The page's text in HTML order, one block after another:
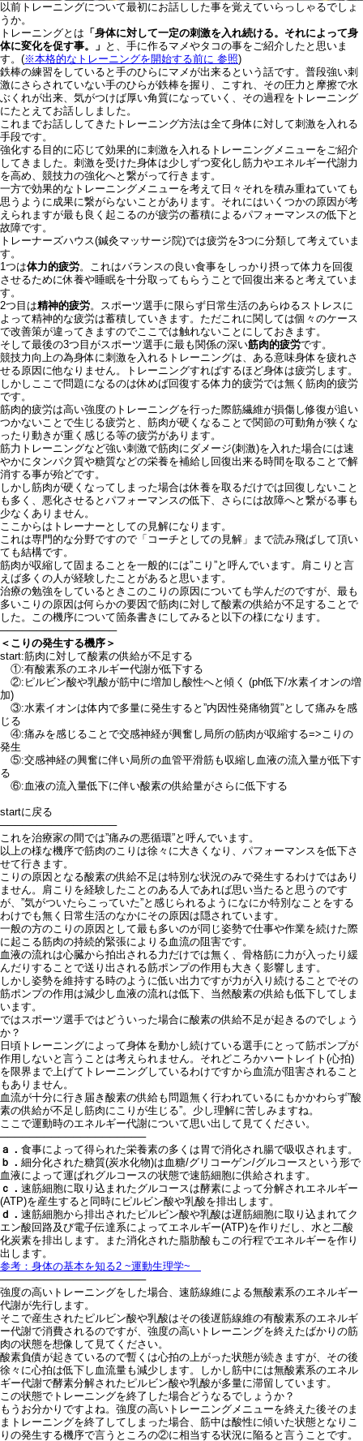
以前トレーニングについて最初にお話しした事を覚えていらっしゃるでしょ
うか。
トレーニングとは 「身体に対して一定の刺激を入れ続ける。それによって身
体に変化を促す事。」 と、手に作るマメやタコの事をご紹介したと思いま
す。(※本格的なトレーニングを開始する前に 参照)
鉄棒の練習をしていると手のひらにマメが出来るという話です。普段強い刺
激にさらされていない手のひらが鉄棒を握り、こすれ、その圧力と摩擦で水
ぶくれが出来、気がつけば厚い角質になっていく、その過程をトレーニング
にたとえてお話ししました。
これまでお話ししてきたトレーニング方法は全て身体に対して刺激を入れる
手段です。
強化する目的に応じて効果的に刺激を入れるトレーニングメニューをご紹介
してきました。刺激を受けた身体は少しずつ変化し筋力やエネルギー代謝力
を高め、競技力の強化へと繋がって行きます。
一方で効果的なトレーニングメニューを考えて日々それを積み重ねていても
思うように成果に繋がらないことがあります。それにはいくつかの原因が考
えられますが最も良く起こるのが疲労の蓄積によるパフォーマンスの低下と
故障です。
トレーナーズハウス(鍼灸マッサージ院)では疲労を3つに分類して考えていま
す。
1つは体力的疲労。これはバランスの良い食事をしっかり摂って体力を回復
させるために休養や睡眠を十分取ってもらうことで回復出来ると考えていま
す。
2つ目は精神的疲労。スポーツ選手に限らず日常生活のあらゆるストレスに
よって精神的な疲労は蓄積していきます。ただこれに関しては個々のケース
で改善策が違ってきますのでここでは触れないことにしておきます。
そして最後の3つ目がスポーツ選手に最も関係の深い筋肉的疲労です。
競技力向上の為身体に刺激を入れるトレーニングは、ある意味身体を疲れさ
せる原因に他なりません。トレーニングすればするほど身体は疲労します。
しかしここで問題になるのは休めば回復する体力的疲労では無く筋肉的疲労
です。
筋肉的疲労は高い強度のトレーニングを行った際筋繊維が損傷し修復が追い
つかないことで生じる疲労と、筋肉が硬くなることで関節の可動角が狭くな
ったり動きが重く感じる等の疲労があります。
筋力トレーニングなど強い刺激で筋肉にダメージ(刺激)を入れた場合には速
やかにタンパク質や糖質などの栄養を補給し回復出来る時間を取ることで解
消する事が殆どです。
しかし筋肉が硬くなってしまった場合は休養を取るだけでは回復しないこと
も多く、悪化させるとパフォーマンスの低下、さらには故障へと繋がる事も
少なくありません。
ここからはトレーナーとしての見解になります。
これは専門的な分野ですので「コーチとしての見解」まで読み飛ばして頂い
ても結構です。
筋肉が収縮して固まることを一般的には”こり”と呼んでいます。肩こりと言
えば多くの人が経験したことがあると思います。
治療の勉強をしているときこのこりの原因についても学んだのですが、最も
多いこりの原因は何らかの要因で筋肉に対して酸素の供給が不足することで
した。この機序について箇条書きにしてみると以下の様になります。
────────────────
＜こりの発生する機序＞
start:筋肉に対して酸素の供給が不足する
①:有酸素系のエネルギー代謝が低下する
②:ピルビン酸や乳酸が筋中に増加し酸性へと傾く (ph低下/水素イオンの増
加)
③:水素イオンは体内で多量に発生すると”内因性発痛物質”として痛みを感
じる
④:痛みを感じることで交感神経が興奮し局所の筋肉が収縮する=>こりの
発生
⑤:交感神経の興奮に伴い局所の血管平滑筋も収縮し血液の流入量が低下す
る
⑥:血液の流入量低下に伴い酸素の供給量がさらに低下する
startに戻る
────────────────
これを治療家の間では”痛みの悪循環”と呼んでいます。
以上の様な機序で筋肉のこりは徐々に大きくなり、パフォーマンスを低下さ
せて行きます。
こりの原因となる酸素の供給不足は特別な状況のみで発生するわけではあり
ません。肩こりを経験したことのある人であれば思い当たると思うのです
が、”気がついたらこっていた”と感じられるようになにか特別なことをする
わけでも無く日常生活のなかにその原因は隠されています。
一般の方のこりの原因として最も多いのが同じ姿勢で仕事や作業を続けた際
に起こる筋肉の持続的緊張によりる血流の阻害です。
血液の流れは心臓から拍出される力だけでは無く、骨格筋に力が入ったり緩
んだりすることで送り出される筋ポンプの作用も大きく影響します。
しかし姿勢を維持する時のように低い出力ですが力が入り続けることでその
筋ポンプの作用は減少し血液の流れは低下、当然酸素の供給も低下してしま
います。
ではスポーツ選手ではどういった場合に酸素の供給不足が起きるのでしょう
か？
日頃トレーニングによって身体を動かし続けている選手にとって筋ポンプが
作用しないと言うことは考えられません。それどころかハートレイト(心拍)
を限界まで上げてトレーニングしているわけですから血流が阻害されること
もありません。
血流が十分に行き届き酸素の供給も問題無く行われているにもかかわらず”酸
素の供給が不足し筋肉にこりが生じる”。少し理解に苦しみますね。
ここで運動時のエネルギー代謝について思い出して見てください。
────────────────────
ａ． 食事によって得られた栄養素の多くは胃で消化され腸で吸収されます。
ｂ． 細分化された糖質(炭水化物)は血糖/グリコーゲン/グルコースという形で
血液によって運ばれグルコースの状態で速筋細胞に供給されます。
ｃ． 速筋細胞に取り込まれたグルコースは酵素によって分解されエネルギー
(ATP)を産生すると同時にピルビン酸や乳酸を排出します。
ｄ． 速筋細胞から排出されたピルビン酸や乳酸は遅筋細胞に取り込まれてク
エン酸回路及び電子伝達系によってエネルギー(ATP)を作りだし、水と二酸
化炭素を排出します。また消化された脂肪酸もこの行程でエネルギーを作り
出します。
参考：身体の基本を知る2 ~運動生理学~
────────────────────
強度の高いトレーニングをした場合、速筋線維による無酸素系のエネルギー
代謝が先行します。
そこで産生されたピルビン酸や乳酸はその後遅筋線維の有酸素系のエネルギ
ー代謝で消費されるのですが、強度の高いトレーニングを終えたばかりの筋
肉の状態を想像して見てください。
酸素負債が起きているので暫くは心拍の上がった状態が続きますが、その後
徐々に心拍は低下し血流量も減少します。しかし筋中には無酸素系のエネル
ギー代謝で酵素分解されたピルビン酸や乳酸が多量に滞留しています。
この状態でトレーニングを終了した場合どうなるでしょうか？
もうお分かりですよね。強度の高いトレーニングメニューを終えた後そのま
まトレーニングを終了してしまった場合、筋中は酸性に傾いた状態となりこ
りの発生する機序で言うところの②に相当する状況に陥ると言うことです。